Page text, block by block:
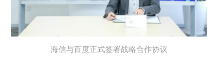
海信与百度正式签署战略合作协议